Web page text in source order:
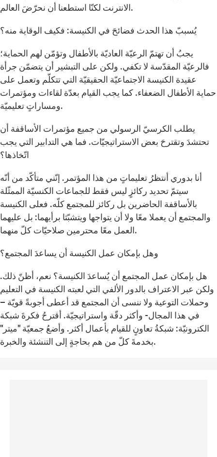
الانترنت لكنّا استطعنا أن نحرّضَ العالم.
يُسببّ هذا الحدث فضائحَ في الكنيسة: فكيف الوقاية منه؟
يجبُ أن تهتمّ الرعيّة العاديّة بالأطفال وتؤمّن لهم الحماية؛
فالرعيّة المقدّسة لا تكفي. ولكن على التبشير أن يتضمّن جرأة
عقيدة الكنيسة الاجتماعيّة الحقيقيّة التي تتكلّم وتعمل على
حماية الأطفال الضعفاء. كما يجب القيام بعدّة لقاءات ومؤتمرات
ومساراتٍ تعليميّة.
يطلب الكرسيّ الرسولي من جميع مؤتمرات الأساقفة أن
تحتشدَ وتقترحَ بعض الاستراتيجيّات. فما هي التدابير التي يجب
اتّخاذها؟
أنا بدوري أنتظرُ تعليماتٍ من هذا المؤتمر. إنّني متأكّد من أنّه
سيتمّ تحديد ركائزٍ ليس فقط للجماعات الكنسيّة الممثّلة
بالأساقفة الحاضرين بل ركائز للمجتمع كلّه. فعلى الكنيسة
والمجتمع أن يعملا معًا ولا أن يتواجها ويتشبّثا برأيهما: بل عليهما
العمل معًا محترمين صلاحيّات كلّ منهما.
وهل بإمكان عمل الكنيسة أن يساعدَ المجتمع؟
هل بإمكان عمل المجتمع أن يُساعدَ الكنيسة؟ نعم، أظنّ ذلك.
ولكن عبر الاعتراف بالدور الألفي التي لعبته الكنيسة في التعليم
وحملات التوعية ولا ننسى أن المجتمع قد أعطى أجوبةً قويّة –
في هذا المجال- وأكثر دقّة واستراتيجيّة. أقترحُ فكرةَ شبكة
الكترونيّة: شبكةُ تعاونٍ للقيام بأعمال أكثر. وأضعُ جمعيّة "ميتر"
بخدمةَ كلّ من هم بحاجةٍ إلى التنشئة والخبرة.